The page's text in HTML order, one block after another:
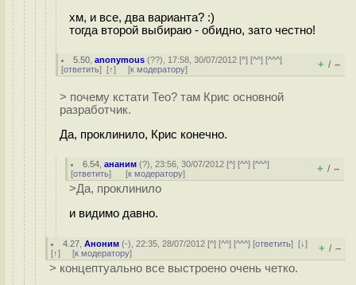
хм, и все, два варианта? :)
тогда второй выбираю - обидно, зато честно!
5.50 ,anonymous (??), 17:58, 30/07/2012 [^] [^^] [^^^]
[ответить] [↑] [к модератору] + / –
> почему кстати Тео? там Крис основной
разработчик.
Да, проклинило, Крис конечно.
6.54 ,ананим (?), 23:56, 30/07/2012 [^] [^^] [^^^]
[ответить] [к модератору] + / –
>Да, проклинило
и видимо давно.
4.27 ,Аноним (-), 22:35, 28/07/2012 [^] [^^] [^^^] [ответить][↓]
[↑] [к модератору] + / –
> концептуально все выстроено очень четко.